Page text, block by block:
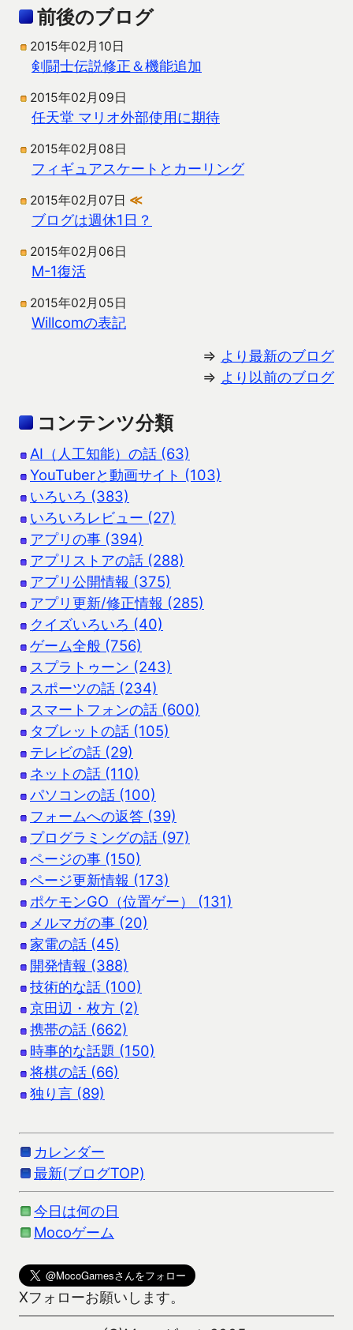
前後のブログ
2015年02月10日
剣闘士伝説修正＆機能追加
2015年02月09日
任天堂 マリオ外部使用に期待
2015年02月08日
フィギュアスケートとカーリング
2015年02月07日 ≪
ブログは週休1日？
2015年02月06日
M-1復活
2015年02月05日
Willcomの表記
⇒ より最新のブログ
⇒ より以前のブログ
コンテンツ分類
AI（人工知能）の話 (63)
YouTuberと動画サイト (103)
いろいろ (383)
いろいろレビュー (27)
アプリの事 (394)
アプリストアの話 (288)
アプリ公開情報 (375)
アプリ更新/修正情報 (285)
クイズいろいろ (40)
ゲーム全般 (756)
スプラトゥーン (243)
スポーツの話 (234)
スマートフォンの話 (600)
タブレットの話 (105)
テレビの話 (29)
ネットの話 (110)
パソコンの話 (100)
フォームへの返答 (39)
プログラミングの話 (97)
ページの事 (150)
ページ更新情報 (173)
ポケモンGO（位置ゲー） (131)
メルマガの事 (20)
家電の話 (45)
開発情報 (388)
技術的な話 (100)
京田辺・枚方 (2)
携帯の話 (662)
時事的な話題 (150)
将棋の話 (66)
独り言 (89)
カレンダー
最新(ブログTOP)
今日は何の日
Mocoゲーム
Xフォローお願いします。